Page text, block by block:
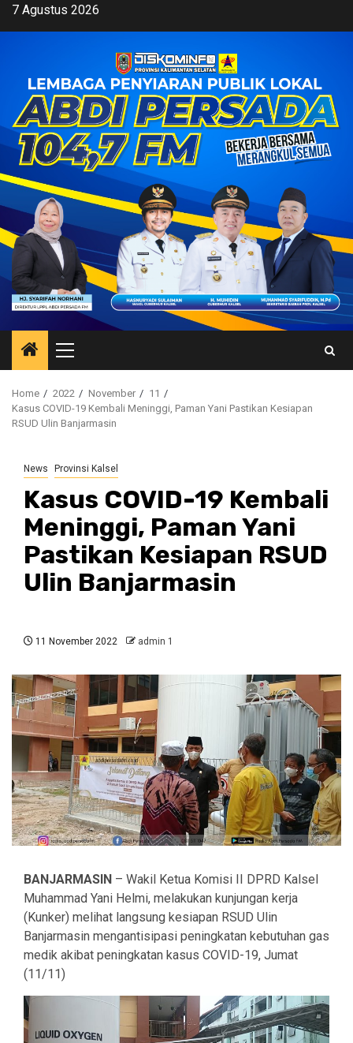
Skip7 Agustus 2026
Primary
Menu
Home 2022 November
11
Kasus COVID-19 Kembali Meninggi, Paman Yani Pastikan Kesiapan
RSUD Ulin Banjarmasin
News Provinsi Kalsel
Kasus COVID-19 Kembali
Meninggi, Paman Yani
Pastikan Kesiapan RSUD
Ulin Banjarmasin
11 November 2022 admin 1
BANJARMASIN – Wakil Ketua Komisi II DPRD Kalsel
Muhammad Yani Helmi, melakukan kunjungan kerja
(Kunker) melihat langsung kesiapan RSUD Ulin
Banjarmasin mengantisipasi peningkatan kebutuhan gas
medik akibat peningkatan kasus COVID-19, Jumat
(11/11)